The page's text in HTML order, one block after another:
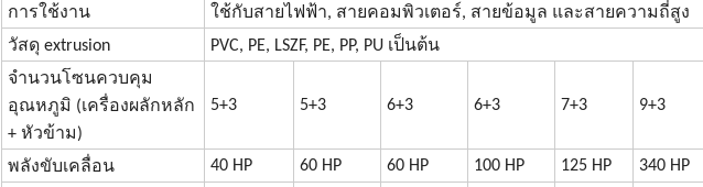
การใช้งาน
ใช้กับสายไฟฟ้า, สายคอมพิวเตอร์, สายข้อมูล และสายความถี่สูง
วัสดุ extrusion
PVC, PE, LSZF, PE, PP, PU เป็นต้น
จํานวนโซนควบคุม
อุณหภูมิ (เครื่องผลักหลัก
+ หัวข้าม)
5+3 5+3 6+3 6+3 7+3 9+3
พลังขับเคลื่อน 40 HP 60 HP 60 HP 100 HP 125 HP 340 HP